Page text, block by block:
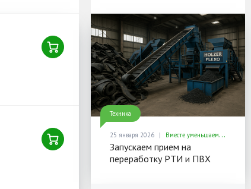
Техника
25 января 2026 Вместе уменьшаем отходы — увеличиваем ценность ресурсов
Запускаем прием на
переработку РТИ и ПВХ